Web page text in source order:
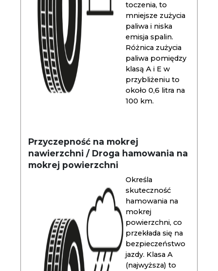
toczenia, to
mniejsze zużycia
paliwa i niska
emisja spalin.
Różnica zużycia
paliwa pomiędzy
klasą A i E w
przybliżeniu to
około 0,6 litra na
100 km.
Przyczepność na mokrej
nawierzchni / Droga hamowania na
mokrej powierzchni
Określa
skuteczność
hamowania na
mokrej
powierzchni, co
przekłada się na
bezpieczeństwo
jazdy. Klasa A
(najwyższa) to